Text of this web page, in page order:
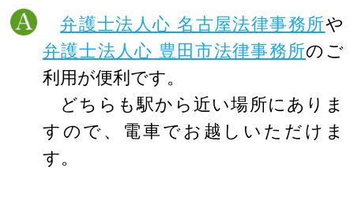
弁護士法人心 名古屋法律事務所や
弁護士法人心 豊田市法律事務所のご
利用が便利です。
どちらも駅から近い場所にありま
すので、電車でお越しいただけま
す。